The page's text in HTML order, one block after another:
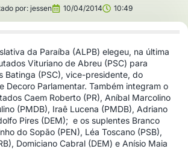
por:jessen 10/04/2014 10:49
da Paraíba (ALPB) elegeu, na última
Vituriano de Abreu (PSC) para
Batinga (PSC), vice-presidente, do
Decoro Parlamentar. Também integram o
Caem Roberto (PR), Aníbal Marcolino
(PMDB), Iraê Lucena (PMDB), Adriano
Pires (DEM); e os suplentes Branco
do Sopão (PEN), Léa Toscano (PSB),
Domiciano Cabral (DEM) e Anísio Maia